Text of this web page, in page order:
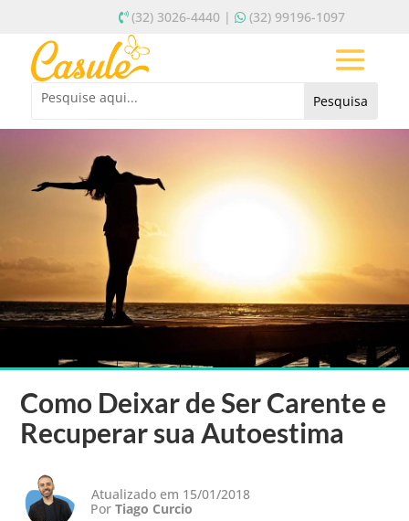
(32) 3026-4440 | (32) 99196-1097
Como Deixar de Ser Carente e
Recuperar sua Autoestima
Atualizado em 15/01/2018
PorTiago Curcio